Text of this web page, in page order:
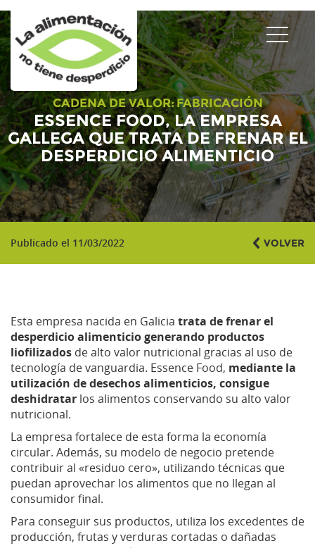
CADENA DE VALOR:FABRICACIÓN
ESSENCE FOOD, LA EMPRESA
GALLEGA QUE TRATA DE FRENAR EL
DESPERDICIO ALIMENTICIO
Publicado el 11/03/2022 VOLVER
Esta empresa nacida en Galicia trata de frenar el
desperdicio alimenticio generando productos
liofilizados de alto valor nutricional gracias al uso de
tecnología de vanguardia. Essence Food, mediante la
utilización de desechos alimenticios, consigue
deshidratar los alimentos conservando su alto valor
nutricional.
La empresa fortalece de esta forma la economía
circular. Además, su modelo de negocio pretende
contribuir al «residuo cero», utilizando técnicas que
puedan aprovechar los alimentos que no llegan al
consumidor final.
Para conseguir sus productos, utiliza los excedentes de
producción, frutas y verduras cortadas o dañadas